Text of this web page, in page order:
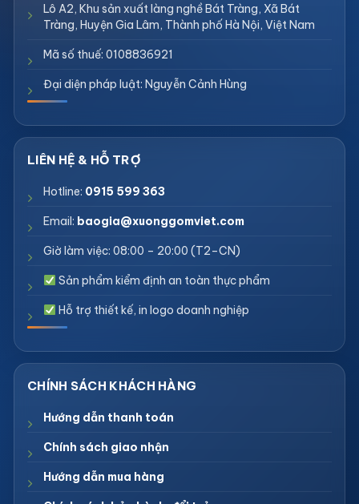
Lô A2, Khu sản xuất làng nghề Bát Tràng, Xã Bát
Tràng, Huyện Gia Lâm, Thành phố Hà Nội, Việt Nam
Mã số thuế: 0108836921
Đại diện pháp luật: Nguyễn Cảnh Hùng
Hotline: 0915 599 363
Email: baogia@xuonggomviet.com
Giờ làm việc: 08:00 – 20:00 (T2–CN)
Sản phẩm kiểm định an toàn thực phẩm
Hỗ trợ thiết kế, in logo doanh nghiệp
Hướng dẫn thanh toán
Chính sách giao nhận
Hướng dẫn mua hàng